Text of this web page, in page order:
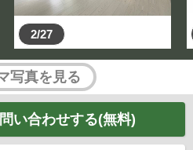
2/27
写真を見る
い合わせする(無料)